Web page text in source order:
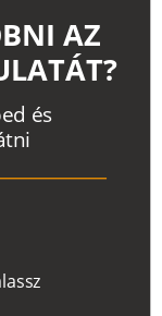
lassz
ed és
tni
AZ